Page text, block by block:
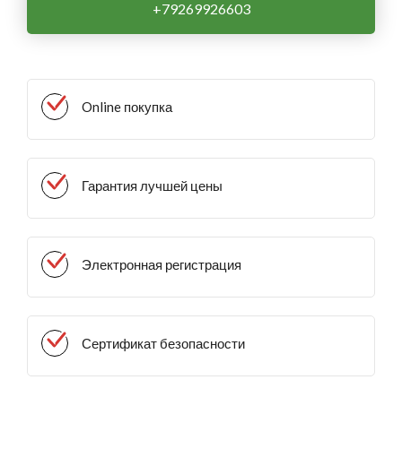
+79269926603
Online покупка
Гарантия лучшей цены
Электронная регистрация
Сертификат безопасности